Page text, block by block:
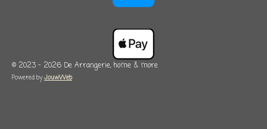
© 2023 - 2026 De Arrangerie, home & more
Powered byJouwWeb